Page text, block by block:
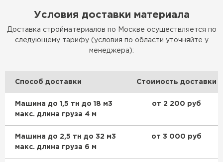
Условия доставки материала
Доставка стройматериалов по Москве осуществляется по
следующему тарифу (условия по области уточняйте у
менеджера):
Способ доставки Стоимость доставки
Машина до 1,5 тн до 18 м3
макс. длина груза 4 м
от 2 200 руб
Машина до 2,5 тн до 32 м3
макс. длина груза 6 м
от 3 000 руб